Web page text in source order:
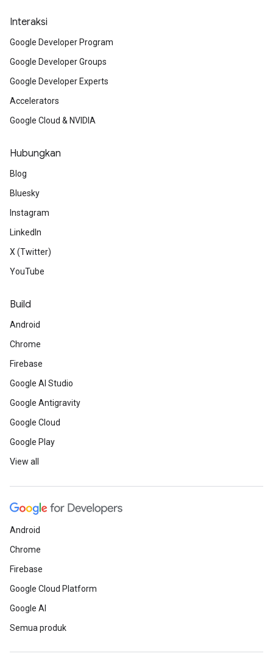
Interaksi
Google Developer Program
Google Developer Groups
Google Developer Experts
Accelerators
Google Cloud & NVIDIA
Hubungkan
Blog
Bluesky
Instagram
LinkedIn
X (Twitter)
YouTube
Build
Android
Chrome
Firebase
Google AI Studio
Google Antigravity
Google Cloud
Google Play
View all
Android
Chrome
Firebase
Google Cloud Platform
Google AI
Semua produk